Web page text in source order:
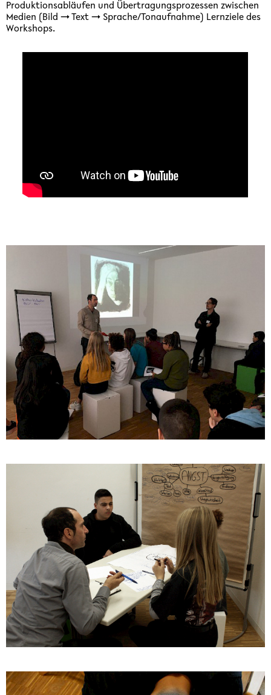
Produktionsabläufen und Übertragungsprozessen zwischen
Medien (Bild → Text → Sprache/Tonaufnahme) Lernziele des
Workshops.